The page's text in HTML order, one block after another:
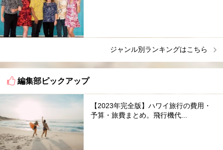
ジャンル別ランキングはこちら
編集部ピックアップ
【2023年完全版】ハワイ旅行の費用・
予算・旅費まとめ。飛行機代...